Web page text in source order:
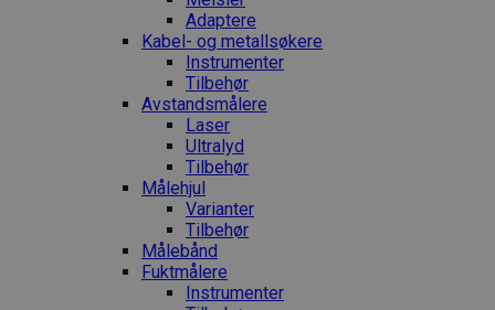
Adaptere
Kabel- og metallsøkere
Instrumenter
Tilbehør
Avstandsmålere
Laser
Ultralyd
Tilbehør
Målehjul
Varianter
Tilbehør
Målebånd
Fuktmålere
Instrumenter